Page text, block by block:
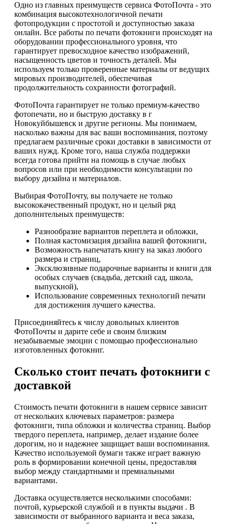
Одно из главных преимуществ сервиса ФотоПочта - это
комбинация высокотехнологичной печати
фотопродукции с простотой и доступностью заказа
онлайн. Все работы по печати фотокниги происходят на
оборудовании профессионального уровня, что
гарантирует превосходное качество изображений,
насыщенность цветов и точность деталей. Мы
используем только проверенные материалы от ведущих
мировых производителей, обеспечивая
продолжительность сохранности фотографий.
ФотоПочта гарантирует не только премиум-качество
фотопечати, но и быструю доставку в г
Новокуйбышевск и другие регионы. Мы понимаем,
насколько важны для вас ваши воспоминания, поэтому
предлагаем различные сроки доставки в зависимости от
ваших нужд. Кроме того, наша служба поддержки
всегда готова прийти на помощь в случае любых
вопросов или при необходимости консультации по
выбору дизайна и материалов.
Выбирая ФотоПочту, вы получаете не только
высококачественный продукт, но и целый ряд
дополнительных преимуществ:
Разнообразие вариантов переплета и обложки,
Полная кастомизация дизайна вашей фотокниги,
Возможность напечатать книгу на заказ любого
размера и страниц,
Эксклюзивные подарочные варианты и книги для
особых случаев (свадьба, детский сад, школа,
выпускной),
Использование современных технологий печати
для достижения лучшего качества.
Присоединяйтесь к числу довольных клиентов
ФотоПочты и дарите себе и своим близким
незабываемые эмоции с помощью профессионально
изготовленных фотокниг.
Сколько стоит печать фотокниги с
доставкой
Стоимость печати фотокниги в нашем сервисе зависит
от нескольких ключевых параметров: размера
фотокниги, типа обложки и количества страниц. Выбор
твердого переплета, например, делает издание более
дорогим, но и надежнее защищает ваши воспоминания.
Качество используемой бумаги также играет важную
роль в формировании конечной цены, предоставляя
выбор между стандартными и премиальными
вариантами.
Доставка осуществляется несколькими способами:
почтой, курьерской службой и в пункты выдачи . В
зависимости от выбранного варианта и веса заказа,